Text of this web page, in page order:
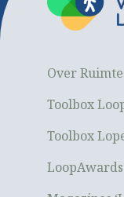
Over
Toolbox
Toolbox
LoopAwards